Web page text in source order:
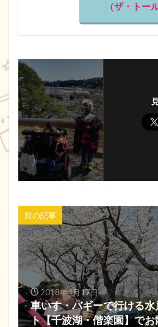
（ザ・トール
前の記事
2018年4月17日
車いす・バギーで行ける
ト【千波湖・偕楽園】で